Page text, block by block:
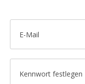
E-Mail
Kennwort festlegen